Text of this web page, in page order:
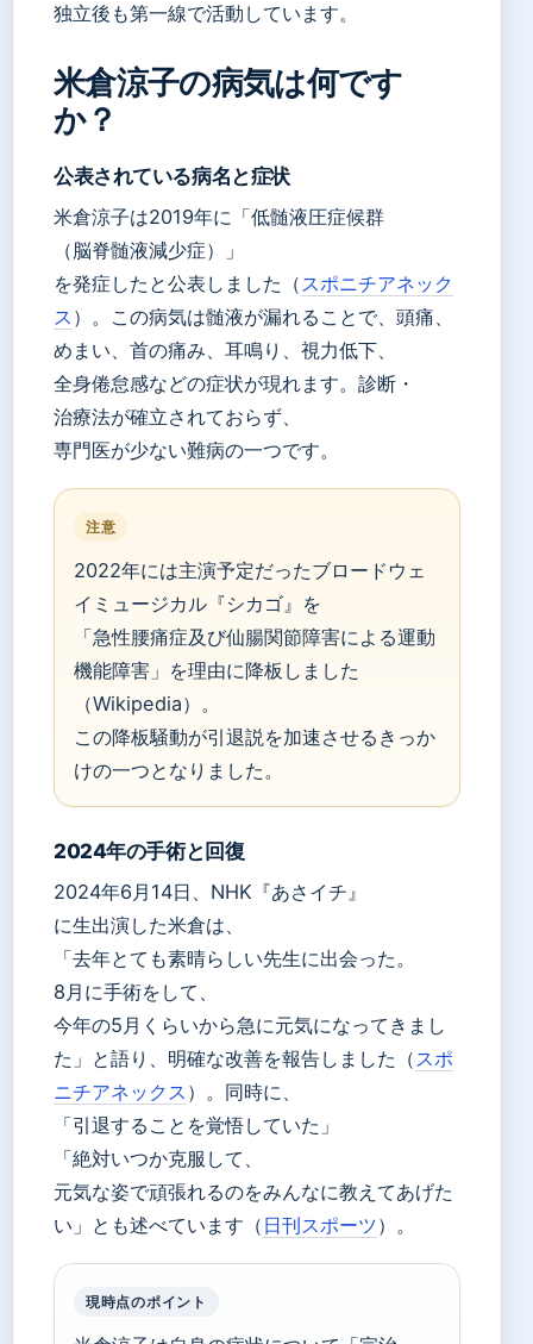
独立後も第一線で活動しています。
米倉涼子の病気は何です
か？
公表されている病名と症状
米倉涼子は2019年に「低髄液圧症候群
（脳脊髄液減少症）」
を発症したと公表しました（スポニチアネック
ス ）。この病気は髄液が漏れることで、頭痛、
めまい、首の痛み、耳鳴り、視力低下、
全身倦怠感などの症状が現れます。診断・
治療法が確立されておらず、
専門医が少ない難病の一つです。
注意
2022年には主演予定だったブロードウェ
イミュージカル『シカゴ』を
「急性腰痛症及び仙腸関節障害による運動
機能障害」を理由に降板しました
（Wikipedia）。
この降板騒動が引退説を加速させるきっか
けの一つとなりました。
2024年の手術と回復
2024年6月14日、NHK『あさイチ』
に生出演した米倉は、
「去年とても素晴らしい先生に出会った。
8月に手術をして、
今年の5月くらいから急に元気になってきまし
た」と語り、明確な改善を報告しました（スポ
ニチアネックス ）。同時に、
「引退することを覚悟していた」
「絶対いつか克服して、
元気な姿で頑張れるのをみんなに教えてあげた
い」とも述べています（ 日刊スポーツ）。
現時点のポイント